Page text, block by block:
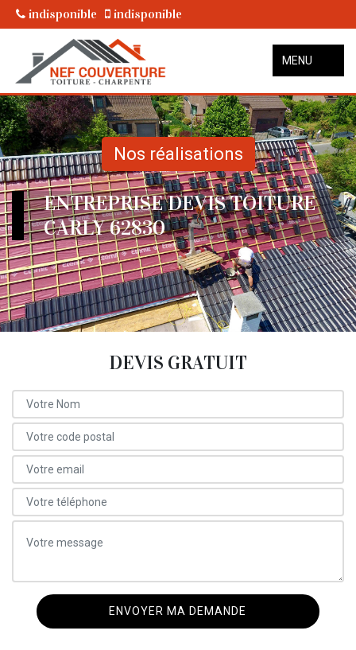
indisponible indisponible
MENU
Nos réalisations
ENTREPRISE DEVIS TOITURE
CARLY 62830
DEVIS GRATUIT